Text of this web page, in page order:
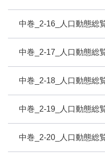
中巻_2-16_人口動態総
中巻_2-17_人口動態総
中巻_2-18_人口動態総
中巻_2-19_人口動態総
中巻_2-20_人口動態総